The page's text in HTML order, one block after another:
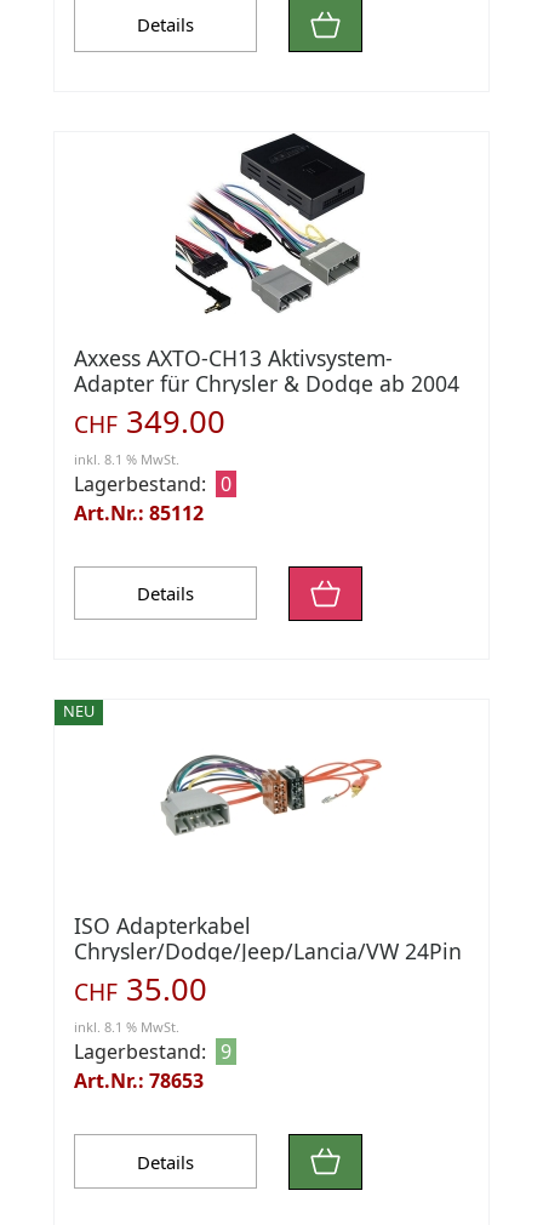
Details
Axxess AXTO-CH13 Aktivsystem-
Adapter für Chrysler & Dodge ab 2004
CHF 349.00
inkl. 8.1 % MwSt.
Lagerbestand: 0
Art.Nr.: 85112
Details
NEU
ISO Adapterkabel
Chrysler/Dodge/Jeep/Lancia/VW 24Pin
CHF 35.00
inkl. 8.1 % MwSt.
Lagerbestand:
9
Art.Nr.: 78653
Details